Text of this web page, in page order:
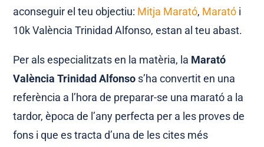
aconseguir el teu objectiu: Mitja Marató, Marató i
10k València Trinidad Alfonso, estan al teu abast.
Per als especialitzats en la matèria, la Marató
València Trinidad Alfonso s’ha convertit en una
referència a l’hora de preparar-se una marató a la
tardor, època de l’any perfecta per a les proves de
fons i que es tracta d’una de les cites més